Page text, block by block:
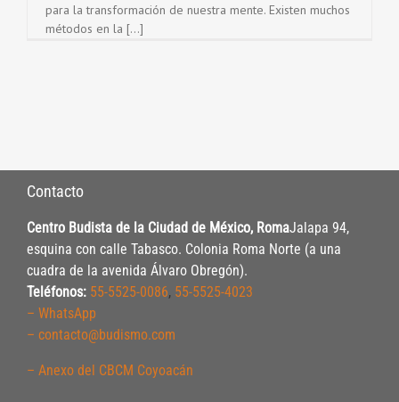
para la transformación de nuestra mente. Existen muchos
métodos en la [...]
Contacto
Centro Budista de la Ciudad de México, RomaJalapa 94,
esquina con calle Tabasco. Colonia Roma Norte (a una
cuadra de la avenida Álvaro Obregón).
Teléfonos: 55-5525-0086, 55-5525-4023
– WhatsApp
– contacto@budismo.com
– Anexo del CBCM Coyoacán